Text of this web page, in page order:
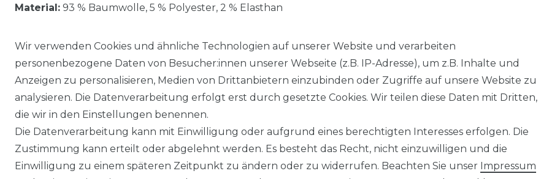
Material: 93 % Baumwolle, 5 % Polyester, 2 % Elasthan
Impressum Daten­schutz­erklärung AGB Barrierefreiheitserklärung Widerrufs­recht
Wir verwenden Cookies und ähnliche Technologien auf unserer Website und verarbeiten
personenbezogene Daten von Besucher:innen unserer Webseite (z.B. IP-Adresse), um z.B. Inhalte und
Anzeigen zu personalisieren, Medien von Drittanbietern einzubinden oder Zugriffe auf unsere Website zu
analysieren. Die Datenverarbeitung erfolgt erst durch gesetzte Cookies. Wir teilen diese Daten mit Dritten,
die wir in den Einstellungen benennen.
Die Datenverarbeitung kann mit Einwilligung oder aufgrund eines berechtigten Interesses erfolgen. Die
Zustimmung kann erteilt oder abgelehnt werden. Es besteht das Recht, nicht einzuwilligen und die
Einwilligung zu einem späteren Zeitpunkt zu ändern oder zu widerrufen. Beachten Sie unser Impressum